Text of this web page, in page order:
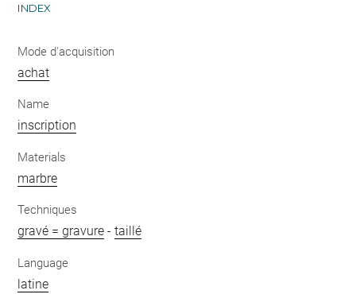
INDEX
Mode d'acquisition
achat
Name
inscription
Materials
marbre
Techniques
gravé = gravure -taillé
Language
latine